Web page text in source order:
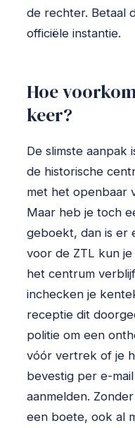
de rechter. Betaal
officiële instantie.
Hoe
keer?
De slimste aanpak
de historische
met het openbaar
Maar heb je toch
geboekt, dan is er
voor de ZTL kun
het centrum
inchecken je
receptie dit
politie om een
vóór vertrek of je
bevestig per e-
aanmelden.
een boete, ook al